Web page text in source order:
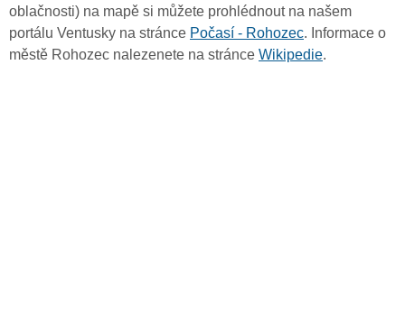
oblačnosti) na mapě si můžete prohlédnout na našem
portálu Ventusky na stránce Počasí - Rohozec. Informace o
městě Rohozec nalezenete na stránce Wikipedie.